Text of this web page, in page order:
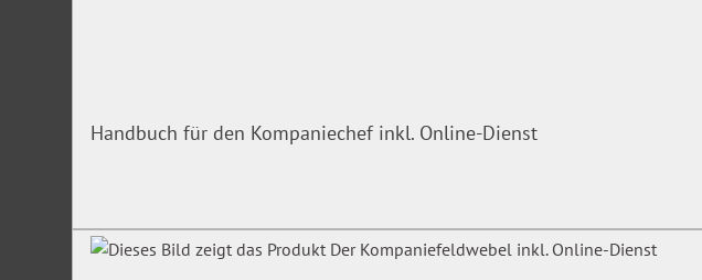
Handbuch für den Kompaniechef inkl. Online-Dienst